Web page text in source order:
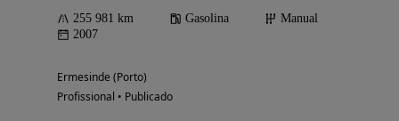
255 981 km Gasolina
Manual
2007
Ermesinde (Porto)
Profissional • Publicado